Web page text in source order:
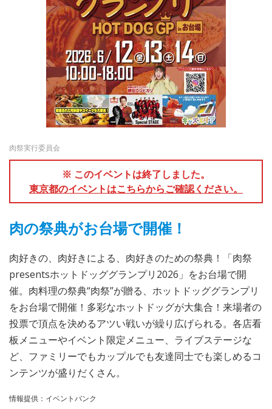
肉祭実行委員会
※ このイベントは終了しました。
東京都のイベントはこちらからご確認ください。
肉の祭典がお台場で開催！
肉好きの、肉好きによる、肉好きのための祭典！「肉祭
presentsホットドッググランプリ2026」をお台場で開
催。肉料理の祭典“肉祭”が贈る、ホットドッググランプリ
をお台場で開催！多彩なホットドッグが大集合！来場者の
投票で頂点を決めるアツい戦いが繰り広げられる。各店看
板メニューやイベント限定メニュー、ライブステージな
ど、ファミリーでもカップルでも友達同士でも楽しめるコ
ンテンツが盛りだくさん。
情報提供：イベントバンク